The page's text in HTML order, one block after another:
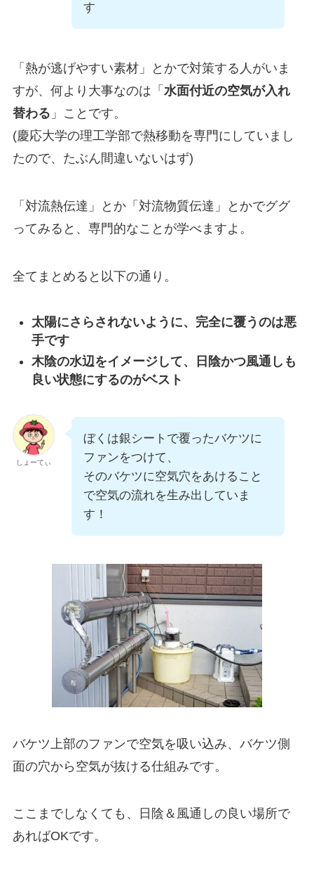
す
「熱が逃げやすい素材」とかで対策する人がいま
すが、何より大事なのは「 水面付近の空気が入れ
替わる 」ことです。
(慶応大学の理工学部で熱移動を専門にしていまし
たので、たぶん間違いないはず)
「対流熱伝達」とか「対流物質伝達」とかでググ
ってみると、専門的なことが学べますよ。
全てまとめると以下の通り。
太陽にさらされないように、完全に覆うのは悪
手です
木陰の水辺をイメージして、日陰かつ風通しも
良い状態にするのがベスト
しょーてぃ
ぼくは銀シートで覆ったバケツに
ファンをつけて、
そのバケツに空気穴をあけること
で空気の流れを生み出していま
す！
バケツ上部のファンで空気を吸い込み、バケツ側
面の穴から空気が抜ける仕組みです。
ここまでしなくても、日陰＆風通しの良い場所で
あればOKです。